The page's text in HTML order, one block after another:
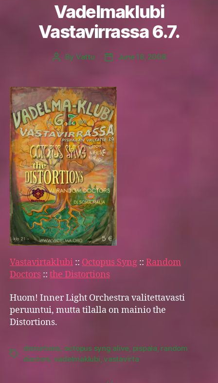
Vadelmaklubi
Vastavirrassa 6.7.
Post
By Vattu
PostJune 18, 2008
Vastavirtaklubi :: Octopus Syng :: Random
Doctors :: the Distortions
Huom! Inner Light Orchestra valitettavasti
peruuntui, mutta tilalla on mainio the
Distortions.
Tags
distortions octopus syng alive pispala random
doctors vadelmaklubi ,vastavirta